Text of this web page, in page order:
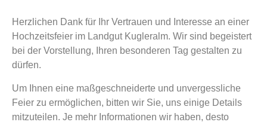
Herzlichen Dank für Ihr Vertrauen und Interesse an einer
Hochzeitsfeier im Landgut Kugleralm. Wir sind begeistert
bei der Vorstellung, Ihren besonderen Tag gestalten zu
dürfen.
Um Ihnen eine maßgeschneiderte und unvergessliche
Feier zu ermöglichen, bitten wir Sie, uns einige Details
mitzuteilen. Je mehr Informationen wir haben, desto